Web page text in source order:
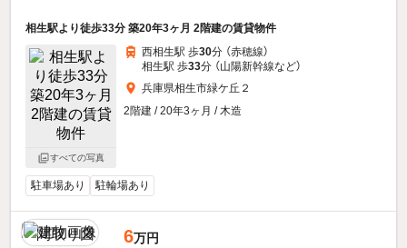
相生駅より徒歩33分 築20年3ヶ月 2階建の賃貸物件
すべての写真
西相生駅 歩30分 （赤穂線）
相生駅 歩33分 （山陽新幹線など）
兵庫県相生市緑ケ丘２
2階建 / 20年3ヶ月 / 木造
駐車場あり 駐輪場あり
6万円